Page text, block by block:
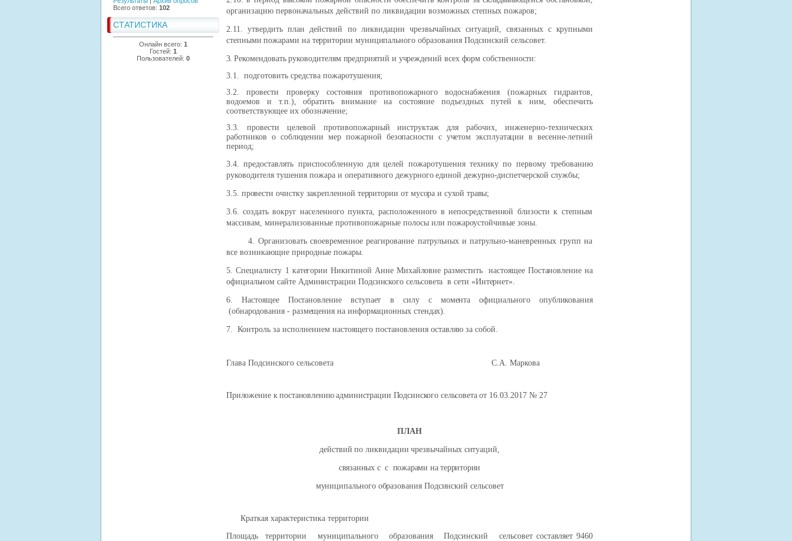
Всего ответов: 102
СТАТИСТИКА
Онлайн всего: 1
Гостей: 1
Пользователей: 0
организацию первоначальных действий по ликвидации возможных степных пожаров;
2.11. утвердить план действий по ликвидации чрезвычайных ситуаций,связанных с крупными
степными пожарами на территории муниципального образования Подсинский сельсовет.
3. Рекомендовать руководителям предприятий и учреждений всех форм собственности:
3.1. подготовить средства пожаротушения;
3.2. провести проверку состояния противопожарного водоснабжения (пожарных гидрантов,
водоемов и т.п.), обратить внимание на состояние подъездных путей к ним, обеспечить
соответствующее их обозначение;
3.3. провести целевой противопожарный инструктаж для рабочих, инженерно-технических
работников о соблюдении мер пожарной безопасности с учетом эксплуатации в весенне-летний
период;
3.4. предоставлять приспособленную для целей пожаротушения технику по первому требованию
руководителя тушения пожара и оперативного дежурного единой дежурно-диспетчерской службы;
3.5. провести очистку закрепленной территории от мусора и сухой травы;
3.6. создать вокруг населенного пункта, расположенного в непосредственной близости к степным
массивам, минерализованные противопожарные полосы или пожароустойчивые зоны.
4. Организовать своевременное реагирование патрульных и патрульно-маневренных групп на
все возникающие природные пожары.
5. Специалисту 1 категории Никитиной Анне Михайловне разместить настоящее Постановление на
официальном сайте Администрации Подсинского сельсовета в сети «Интернет».
6. Настоящее Постановление вступает в силу с момента официального опубликования
(обнародования - размещения на информационных стендах).
7. Контроль за исполнением настоящего постановления оставляю за собой.
Глава Подсинского сельсовета С.А. Маркова
Приложение к постановлению администрации Подсинского сельсоветаот 16.03.2017 № 27
ПЛАН
действий по ликвидации чрезвычайных ситуаций,
связанных с с пожарами на территории
муниципального образования Подсинский сельсовет
Краткая характеристика территории
Площадь территории муниципального образования Подсинский сельсовет составляет 9460